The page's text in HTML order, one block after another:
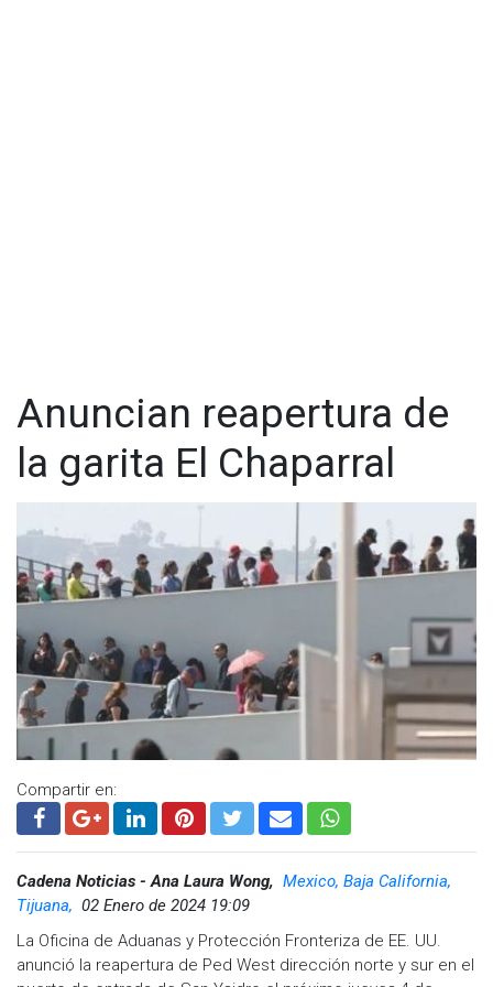
Visita y accede a todo nuestro contenido |
www.cadenanoticias.com| Twitter:@cadena_noticias|
Facebook:@cadenanoticiasmx
@cadenanoticiasmx
Whatsapp:@CadenaNoticias|
Anuncian reapertura de
la garita El Chaparral
Compartir en:
Cadena Noticias - Ana Laura Wong, Mexico, Baja California,
Tijuana, 02 Enero de 2024 19:09
La Oficina de Aduanas y Protección Fronteriza de EE. UU.
anunció la reapertura de Ped West dirección norte y sur en el